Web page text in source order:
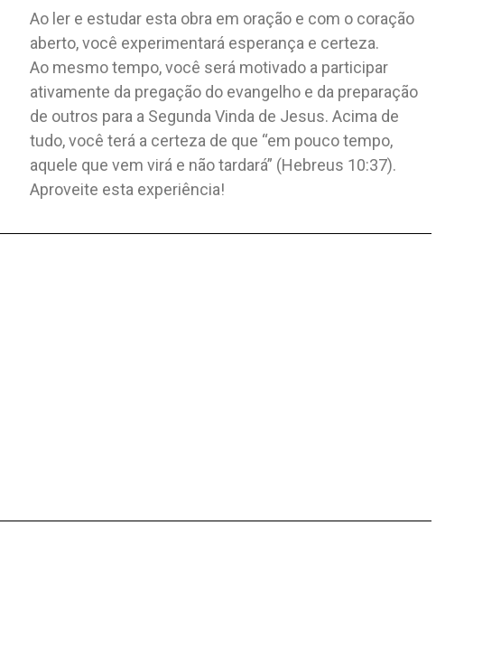
NÃO ESPECIFICADO
192,15 $
ADICIONAR AO CARRINHO
NÃO ESPECIFICADO
15,77 $
ADICIONAR AO CARRINHO
Ao ler e estudar esta obra em oração e com o coração
aberto, você experimentará esperança e certeza.
Ao mesmo tempo, você será motivado a participar
ativamente da pregação do evangelho e da preparação
de outros para a Segunda Vinda de Jesus. Acima de
tudo, você terá a certeza de que “em pouco tempo,
aquele que vem virá e não tardará” (Hebreus 10:37).
Aproveite esta experiência!